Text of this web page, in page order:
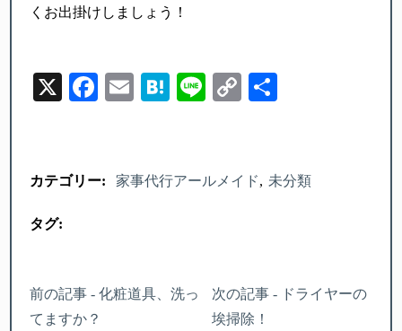
くお出掛けしましょう！
X Facebook
EmailHatenaLineCopy
カテゴリー: 家事代行アールメイド 未分類
タグ:
前の記事 - 化粧道具、洗っ
てますか？
次の記事 - ドライヤーの
埃掃除！